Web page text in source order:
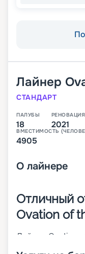
Лайнер
СТАНДАРТ
ПАЛУБЫ
18
РЕНОВАЦИЯ
2021
ВМЕСТИМОСТЬ
4905
О лайнере
Отличный
Ovation of
Лайнер Ovation